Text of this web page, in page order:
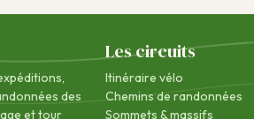
des
et tour
Les circuits
Itinéraire vélo
Chemins de randonnées
Sommets & massifs